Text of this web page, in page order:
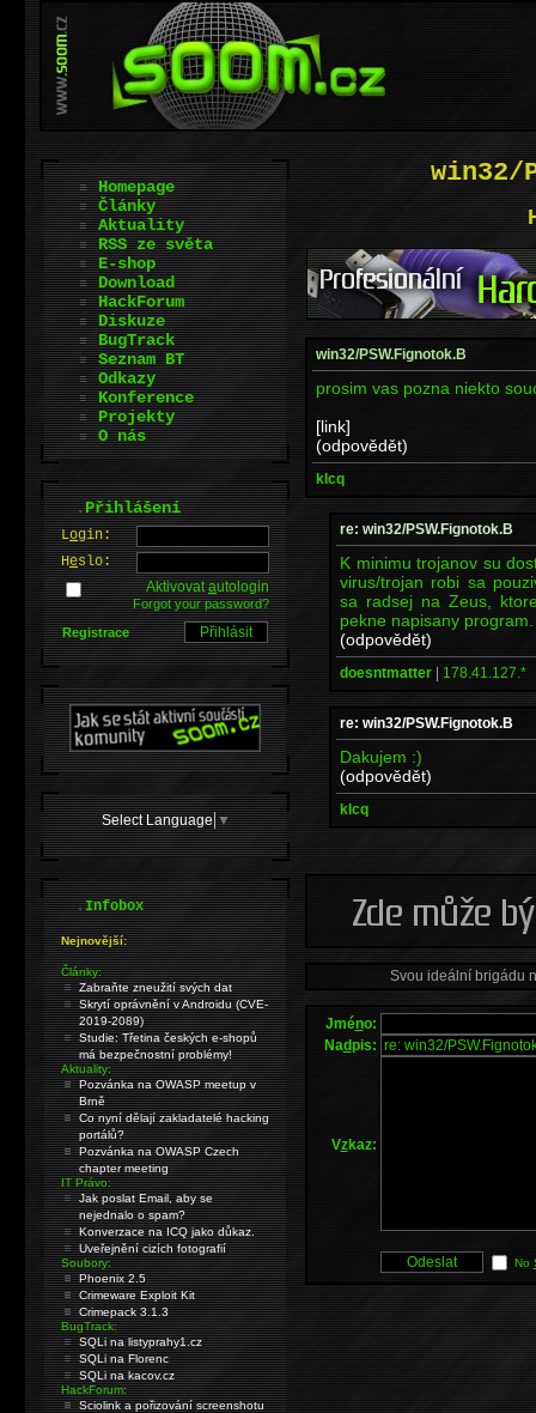
win32/
win32/PSW.Fignotok.B
prosim vas pozna niekto
[link]
(odpovědět)
klcq
re: win32/PSW.Fignotok.B
K minimu trojanov su
virus/trojan robi sa
sa radsej na Zeus,
pekne napisany program.
(odpovědět)
doesntmatter | 178.41.127.*
re: win32/PSW.Fignotok.B
Dakujem :)
(odpovědět)
klcq
Svou ideální brigádu
Jméno:
Nadpis:
Vzkaz:
No
Homepage
Články
Aktuality
RSS ze světa
E-shop
Download
HackForum
Diskuze
BugTrack
Seznam BT
Odkazy
Konference
Projekty
O nás
.Přihlášení
Login:
Heslo:
Aktivovatautologin
Forgot your password?
Registrace
Select Language ▼
.Infobox
Nejnovější:
Články:
Zabraňte zneužití svých dat
Skrytí oprávnění v Androidu (CVE-
2019-2089)
Studie: Třetina českých e-shopů
má bezpečnostní problémy!
Aktuality:
Pozvánka na OWASP meetup v
Brně
Co nyní dělají zakladatelé hacking
portálů?
Pozvánka na OWASP Czech
chapter meeting
IT Právo:
Jak poslat Email, aby se
nejednalo o spam?
Konverzace na ICQ jako důkaz.
Uveřejnění cizích fotografií
Soubory:
Phoenix 2.5
Crimeware Exploit Kit
Crimepack 3.1.3
BugTrack:
SQLi na listyprahy1.cz
SQLi na Florenc
SQLi na kacov.cz
HackForum:
Sciolink a pořizování screenshotu